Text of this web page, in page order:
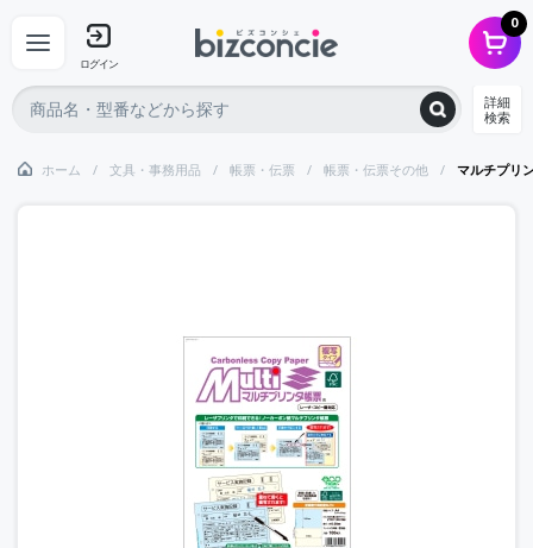
ログイン
0
詳細
検索
ホーム 文具・事務用品 帳票・伝票 帳票・伝票その他 マルチプリ